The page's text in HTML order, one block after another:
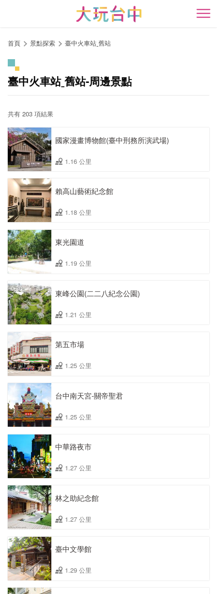
開
首頁 景點探索 臺中火車站ˍ舊站
臺中火車站ˍ舊站-周邊景點
共有 203 項結果
國家漫畫博物館(臺中刑務所演武場)
1.16 公里
賴高山藝術紀念館
1.18 公里
東光園道
1.19 公里
東峰公園(二二八紀念公園)
1.21 公里
第五市場
1.25 公里
台中南天宮-關帝聖君
1.25 公里
中華路夜市
1.27 公里
林之助紀念館
1.27 公里
臺中文學館
1.29 公里